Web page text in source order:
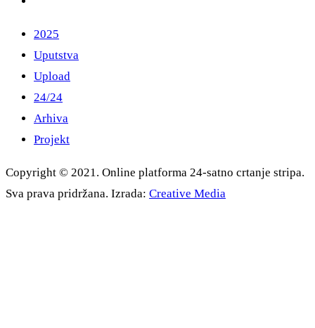
2025
Uputstva
Upload
24/24
Arhiva
Projekt
Copyright © 2021. Online platforma 24-satno crtanje stripa.
Sva prava pridržana. Izrada: Creative Media